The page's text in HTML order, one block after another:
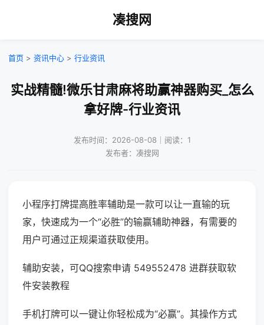
凑搜网
首页 > 资讯中心 > 行业资讯
实战精髓!微乐甘肃麻将助赢神器购买_怎么
拿好牌-行业资讯
发布时间：2026-08-08｜阅读：1
发布者：凑搜网
小程序打牌提高胜率辅助是一款可以让一直输的玩
家，快速成为一个“必胜”的输赢辅助神器，有需要的
用户可通过正规渠道获取使用。
辅助安装，可QQ搜索申请 549552478 进群获取软
件安装教程
手机打牌可以一键让你轻松成为“必赢”。其操作方式